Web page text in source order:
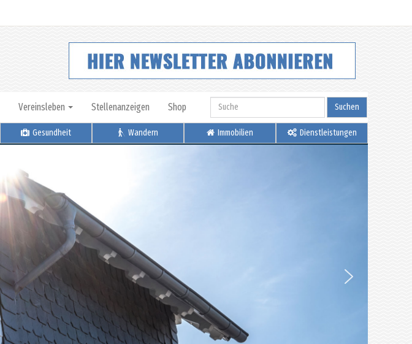
Vereinsleben Stellenanzeigen Shop Suchen
Gesundheit Wandern Immobilien Dienstleistungen